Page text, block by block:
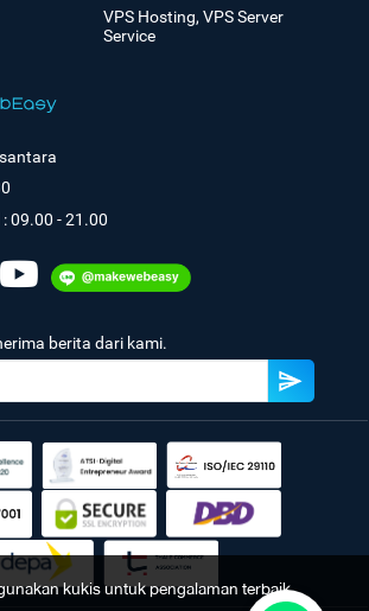
VPS Hosting, VPS Server
Service
09.00 - 21.00
berita dari kami.
kukis untuk pengalaman terbaik